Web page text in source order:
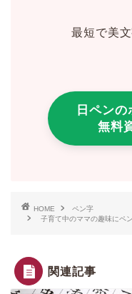
最短で美
日ペン
無料
HOME
ペン字
子育て中のママの趣味にペ
関連記事